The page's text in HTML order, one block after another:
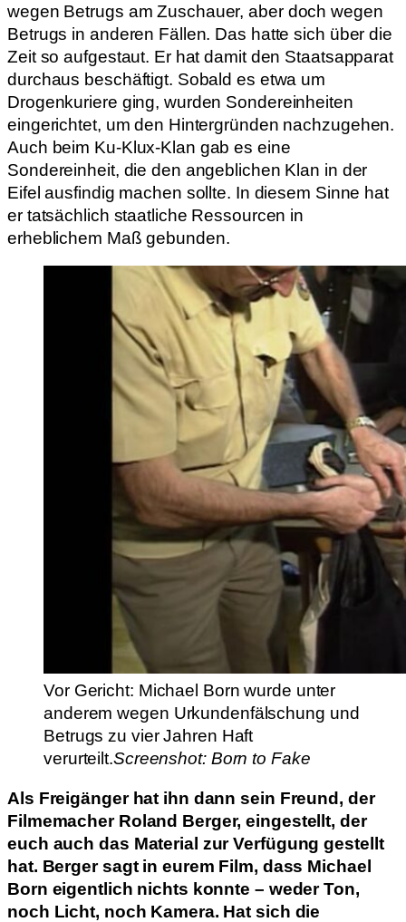
wegen Betrugs am Zuschauer, aber doch wegen
Betrugs in anderen Fällen. Das hatte sich über die
Zeit so aufgestaut. Er hat damit den Staatsapparat
durchaus beschäftigt. Sobald es etwa um
Drogenkuriere ging, wurden Sondereinheiten
eingerichtet, um den Hintergründen nachzugehen.
Auch beim Ku-Klux-Klan gab es eine
Sondereinheit, die den angeblichen Klan in der
Eifel ausfindig machen sollte. In diesem Sinne hat
er tatsächlich staatliche Ressourcen in
erheblichem Maß gebunden.
Vor Gericht: Michael Born wurde unter
anderem wegen Urkundenfälschung und
Betrugs zu vier Jahren Haft
verurteilt.Screenshot: Born to Fake
Als Freigänger hat ihn dann sein Freund, der
Filmemacher Roland Berger, eingestellt, der
euch auch das Material zur Verfügung gestellt
hat. Berger sagt in eurem Film, dass Michael
Born eigentlich nichts konnte – weder Ton,
noch Licht, noch Kamera. Hat sich die